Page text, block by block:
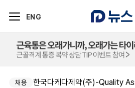
ENG
채용 한국다케다제약(주)-Quality